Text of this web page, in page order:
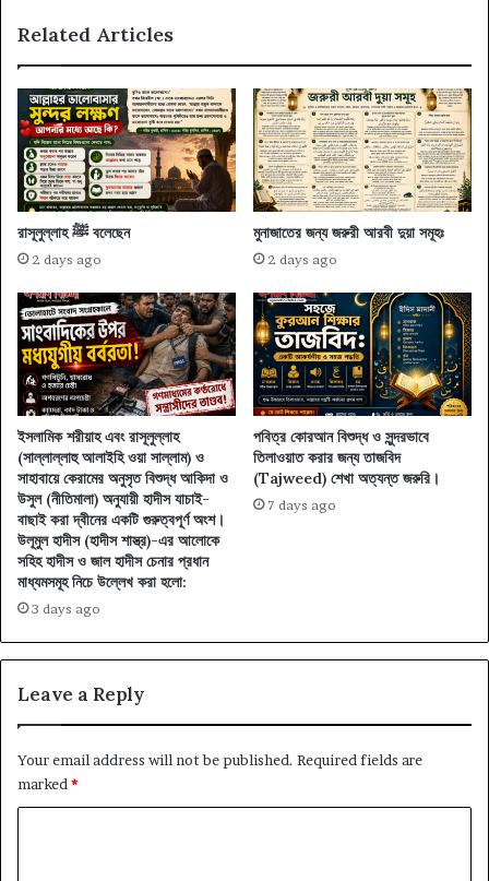
Related Articles
রাসূলুল্লাহ ﷺ বলেছেন
2 days ago
মুনাজাতের জন্য জরুরী আরবী দুয়া সমূহঃ
2 days ago
ইসলামিক শরীয়াহ এবং রাসূলুল্লাহ
(সাল্লাল্লাহু আলাইহি ওয়া সাল্লাম) ও
সাহাবায়ে কেরামের অনুসৃত বিশুদ্ধ আকিদা ও
উসুল (নীতিমালা) অনুযায়ী হাদীস যাচাই-
বাছাই করা দ্বীনের একটি গুরুত্বপূর্ণ অংশ।
উলূমুল হাদীস (হাদীস শাস্ত্র)-এর আলোকে
সহিহ হাদীস ও জাল হাদীস চেনার প্রধান
মাধ্যমসমূহ নিচে উল্লেখ করা হলো:
3 days ago
পবিত্র কোরআন বিশুদ্ধ ও সুন্দরভাবে
তিলাওয়াত করার জন্য তাজবিদ
(Tajweed) শেখা অত্যন্ত জরুরি।
7 days ago
Leave a Reply
Your email address will not be published. Required fields are
marked *